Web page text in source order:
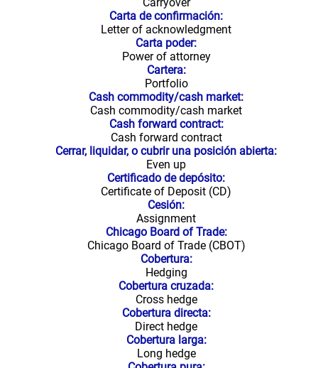
Carryover
Carta de confirmación:
Letter of acknowledgment
Carta poder:
Power of attorney
Cartera:
Portfolio
Cash commodity/cash market:
Cash commodity/cash market
Cash forward contract:
Cash forward contract
Cerrar, liquidar, o cubrir una posición abierta:
Even up
Certificado de depósito:
Certificate of Deposit (CD)
Cesión:
Assignment
Chicago Board of Trade:
Chicago Board of Trade (CBOT)
Cobertura:
Hedging
Cobertura cruzada:
Cross hedge
Cobertura directa:
Direct hedge
Cobertura larga:
Long hedge